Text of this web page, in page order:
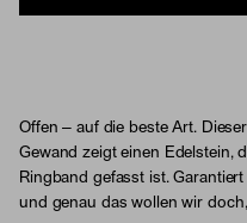
Offen – auf die beste Art.
Gewand zeigt einen Edelstein,
Ringband gefasst ist.
und genau das wollen wir